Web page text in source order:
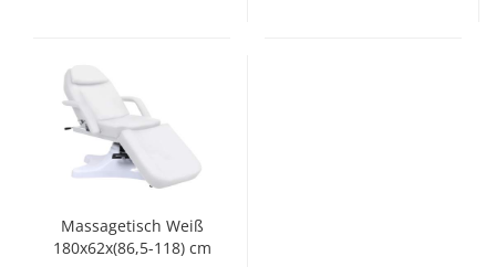
Massagetisch Weiß
180x62x(86,5-118) cm